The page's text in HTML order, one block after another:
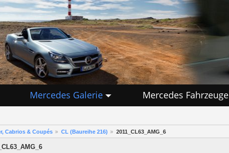
Mercedes Galerie Mercedes Fahrzeuge
Cabrios & Coupés CL (Baureihe 216) 2011_CL63_AMG_6